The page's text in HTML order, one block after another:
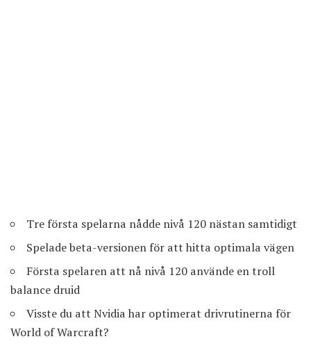
Tre första spelarna nådde nivå 120 nästan samtidigt
Spelade beta-versionen för att hitta optimala vägen
Första spelaren att nå nivå 120 använde en troll
balance druid
Visste du att Nvidia har optimerat drivrutinerna för
World of Warcraft?